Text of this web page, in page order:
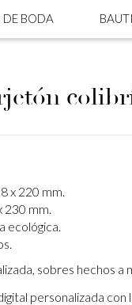
BODA
x 220 mm.
230 mm.
ecológica.
sobres hechos a
personalizada con